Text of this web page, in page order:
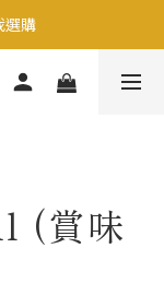
選購
選購
選購
(賞味